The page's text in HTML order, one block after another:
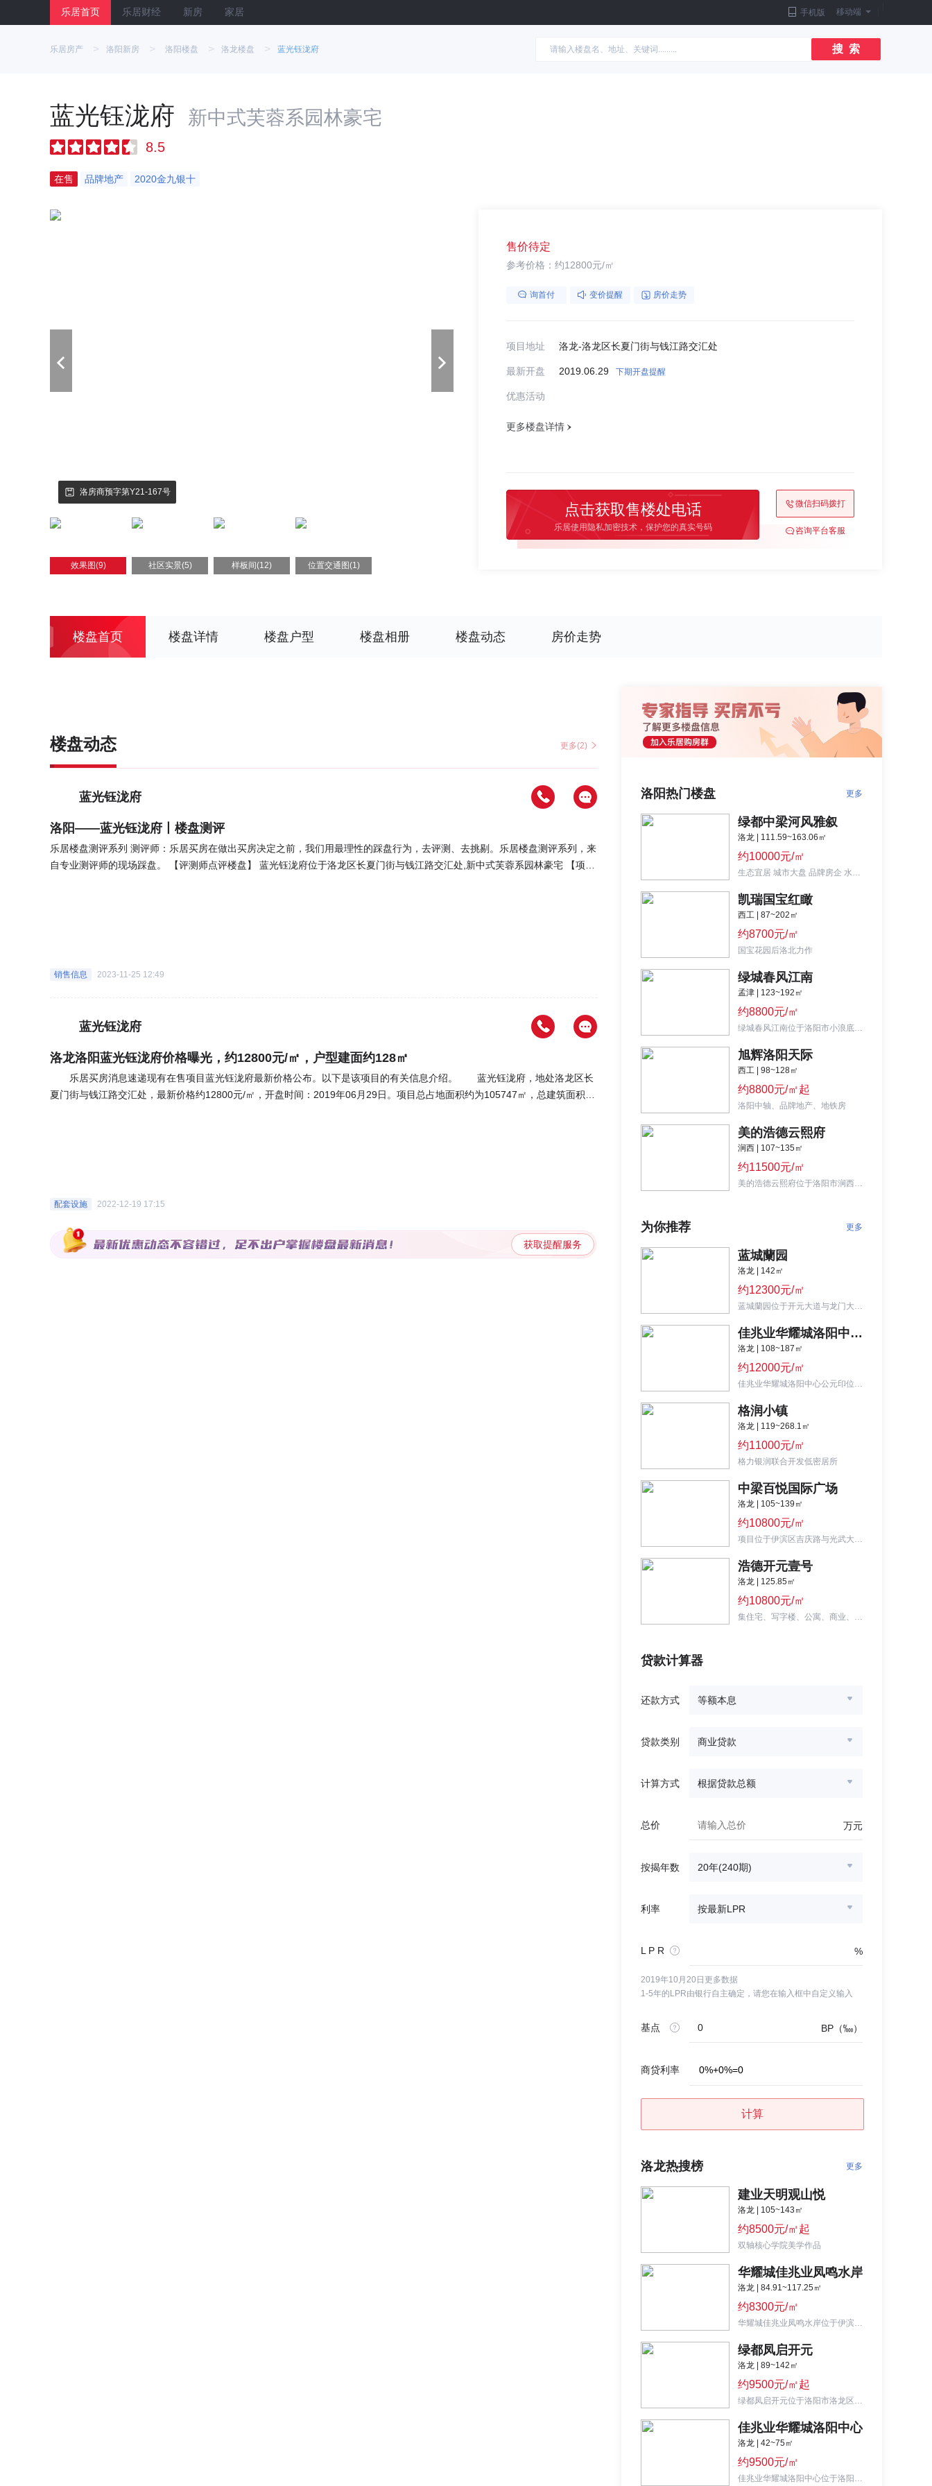
乐居首页 乐居财经 新房 家居 手机版 移动端
乐居房产 > 洛阳新房 > 洛阳楼盘 > 洛龙楼盘 > 蓝光钰泷府 搜 索
蓝光钰泷府 新中式芙蓉系园林豪宅
8.5
在售 品牌地产 2020金九银十
洛房商预字第Y21-167号
效果图(9) 社区实景(5) 样板间(12) 位置交通图(1)
售价待定
参考价格：约12800元/㎡
询首付 变价提醒 房价走势
项目地址 洛龙-洛龙区长夏门街与钱江路交汇处
最新开盘 2019.06.29 下期开盘提醒
优惠活动
更多楼盘详情
点击获取售楼处电话
乐居使用隐私加密技术，保护您的真实号码
微信扫码拨打
咨询平台客服
楼盘首页 楼盘详情 楼盘户型 楼盘相册 楼盘动态 房价走势
楼盘动态 更多(2)
蓝光钰泷府
洛阳——蓝光钰泷府丨楼盘测评
乐居楼盘测评系列 测评师：乐居买房在做出买房决定之前，我们用最理性的踩盘行为，去评测、去挑剔。乐居楼盘测评系列，来
自专业测评师的现场踩盘。 【评测师点评楼盘】 蓝光钰泷府位于洛龙区长夏门街与钱江路交汇处,新中式芙蓉系园林豪宅 【项目
置业需求，置业门槛相对较低。 【户型分析】 C户型-三居室-建面128㎡户型直接影响居住体验，较好的采光、通风、较短的归
卧室阳台无缝衔接，独立卫浴和衣帽间。格局方正，有飘窗，有入户玄关布局合理，动静分离，浪费面积小。三开间朝南采光效
果好。C2户型-四居室-建面约128㎡户型直接影响居住体验，较好的采光、通风、较短的归家活动动线，动静分区，都将提升居
动静分离，浪费面积小。宽景阳台美景尽收.三开间朝南，南北通透，全明户型，采光通风效果良好。 【交通出行】 轨道交通：
楼盘2km（直线距离）内暂时无地铁站。公共交通：1km（直线距离）内有12个公交站，最近的是开元大道长夏门街口(公交站),
与楼盘直线距离为329米；自驾：请参考地图信息交通点评：交通是一个城市的动脉，买房自住的情况下，交通配套确定了居民
意向定居洛龙的刚改、改善购房人群 以上就是正文的全部内容啦，乐居测评师团队将持续更新【楼盘测评系列】，敬请关注。想
销售信息 2023-11-25 12:49
蓝光钰泷府
洛龙洛阳蓝光钰泷府价格曝光，约12800元/㎡，户型建面约128㎡
乐居买房消息速递现有在售项目蓝光钰泷府最新价格公布。以下是该项目的有关信息介绍。 蓝光钰泷府，地处洛龙区长
夏门街与钱江路交汇处，最新价格约12800元/㎡，开盘时间：2019年06月29日。项目总占地面积约为105747㎡，总建筑面积50
配套设施 2022-12-19 17:15
获取提醒服务
洛阳热门楼盘 更多
绿都中梁河风雅叙
洛龙 | 111.59~163.06㎡
约10000元/㎡
生态宜居 城市大盘 品牌房企 水景住宅
凯瑞国宝红瞰
西工 | 87~202㎡
约8700元/㎡
国宝花园后洛北力作
绿城春风江南
孟津 | 123~192㎡
约8800元/㎡
绿城春风江南位于洛阳市小浪底大道瀍源大道交叉口瀍源公园东侧,匠造纯粹中式叠院
旭辉洛阳天际
西工 | 98~128㎡
约8800元/㎡起
洛阳中轴、品牌地产、地铁房
美的浩德云熙府
涧西 | 107~135㎡
约11500元/㎡
美的浩德云熙府位于洛阳市涧西区青岛路与孙石路交汇处,品牌地产、教育地产
为你推荐 更多
蓝城蘭园
洛龙 | 142㎡
约12300元/㎡
蓝城蘭园位于开元大道与龙门大道交会处东800米,蓝城匠筑洛龙中轴美好园境
佳兆业华耀城洛阳中心公元印
洛龙 | 108~187㎡
约12000元/㎡
佳兆业华耀城洛阳中心公元印位于洛龙区定鼎门街与翠云路交叉口,现房销售交通便利周边配套齐全
格润小镇
洛龙 | 119~268.1㎡
约11000元/㎡
格力银润联合开发低密居所
中梁百悦国际广场
洛龙 | 105~139㎡
约10800元/㎡
项目位于伊滨区吉庆路与光武大道交汇处西北角，主力户型为107㎡三室和169㎡四室。
浩德开元壹号
洛龙 | 125.85㎡
约10800元/㎡
集住宅、写字楼、公寓、商业、教育为一体的大型城市综合体
贷款计算器
还款方式 等额本息
贷款类别 商业贷款
计算方式 根据贷款总额
总价 万元
按揭年数 20年(240期)
利率 按最新LPR
L P R %
2019年10月20日更多数据
1-5年的LPR由银行自主确定，请您在输入框中自定义输入
基点 BP（‱）
商贷利率 0%+0%=0
计算
洛龙热搜榜 更多
建业天明观山悦
洛龙 | 105~143㎡
约8500元/㎡起
双轴核心学院美学作品
华耀城佳兆业凤鸣水岸
洛龙 | 84.91~117.25㎡
约8300元/㎡
华耀城佳兆业凤鸣水岸位于伊滨区诸葛大街与中信路交会处西南角,大城之境 凤鸣水岸
绿都凤启开元
洛龙 | 89~142㎡
约9500元/㎡起
绿都凤启开元位于洛阳市洛龙区开元大道与丝路大道交汇向西500米处,开元大道上绿都雅系高端改善作品
佳兆业华耀城洛阳中心
洛龙 | 42~75㎡
约9500元/㎡
佳兆业华耀城洛阳中心位于洛阳市洛龙区龙门大道与开元大道交汇处西南角,让洛阳重构世界想象